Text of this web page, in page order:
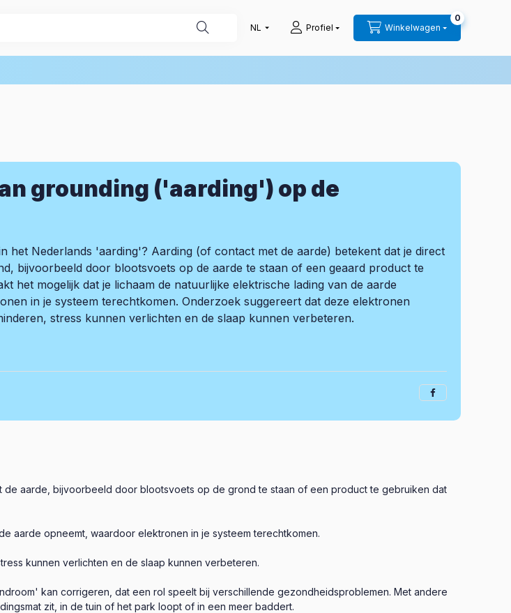
Profiel Winkelwagen
0
grounding ('aarding') op de
het Nederlands 'aarding'? Aarding (of contact met de aarde) betekent dat je direct
bijvoorbeeld door blootsvoets op de aarde te staan of een geaard product te
het mogelijk dat je lichaam de natuurlijke elektrische lading van de aarde
in je systeem terechtkomen. Onderzoek suggereert dat deze elektronen
stress kunnen verlichten en de slaap kunnen verbeteren.
aarde, bijvoorbeeld door blootsvoets op de grond te staan of een product te gebruiken dat
aarde opneemt, waardoor elektronen in je systeem terechtkomen.
kunnen verlichten en de slaap kunnen verbeteren.
kan corrigeren, dat een rol speelt bij verschillende gezondheidsproblemen. Met andere
zit, in de tuin of het park loopt of in een meer baddert.